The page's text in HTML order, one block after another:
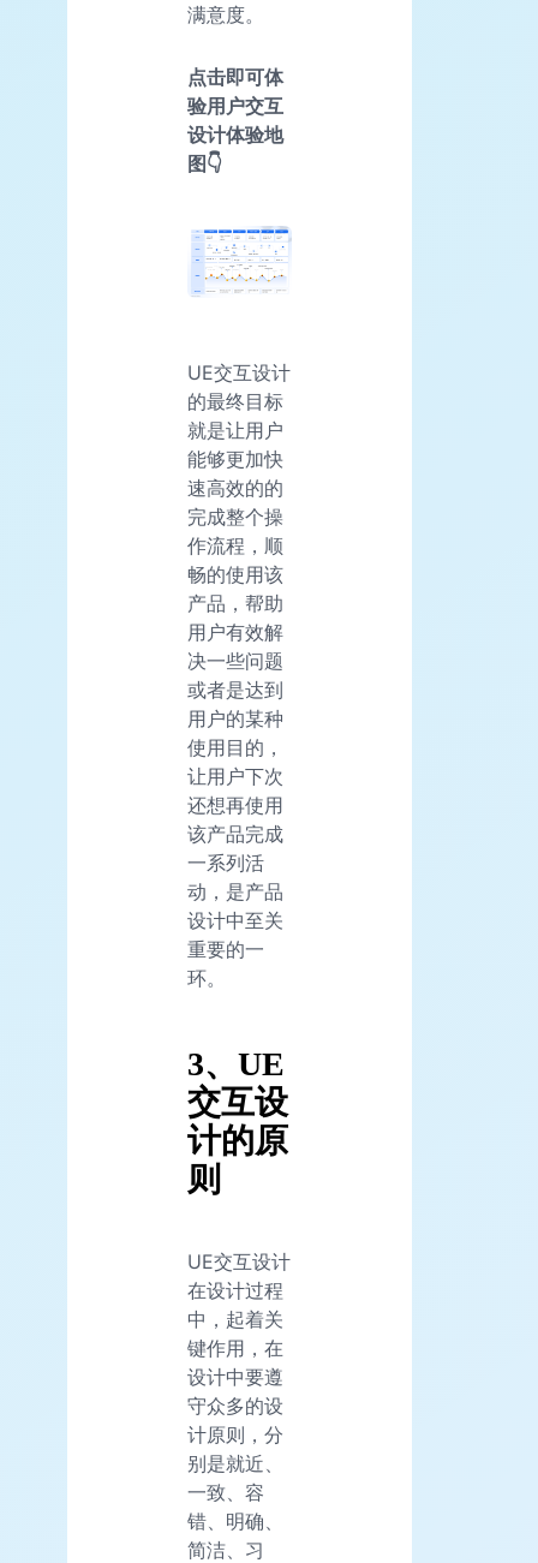
满意度。
点击即可体
验用户交互
设计体验地
图👇
UE交互设计
的最终目标
就是让用户
能够更加快
速高效的的
完成整个操
作流程，顺
畅的使用该
产品，帮助
用户有效解
决一些问题
或者是达到
用户的某种
使用目的，
让用户下次
还想再使用
该产品完成
一系列活
动，是产品
设计中至关
重要的一
环。
3、UE
交互设
计的原
则
UE交互设计
在设计过程
中，起着关
键作用，在
设计中要遵
守众多的设
计原则，分
别是就近、
一致、容
错、明确、
简洁、习